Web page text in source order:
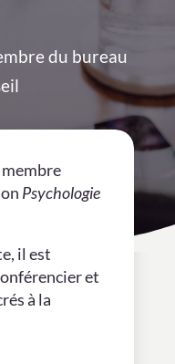
du bureau
Psychologie
il est
et
à la